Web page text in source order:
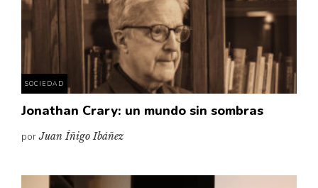
SOCIEDAD
Jonathan Crary: un mundo sin sombras
porJuan Íñigo Ibáñez